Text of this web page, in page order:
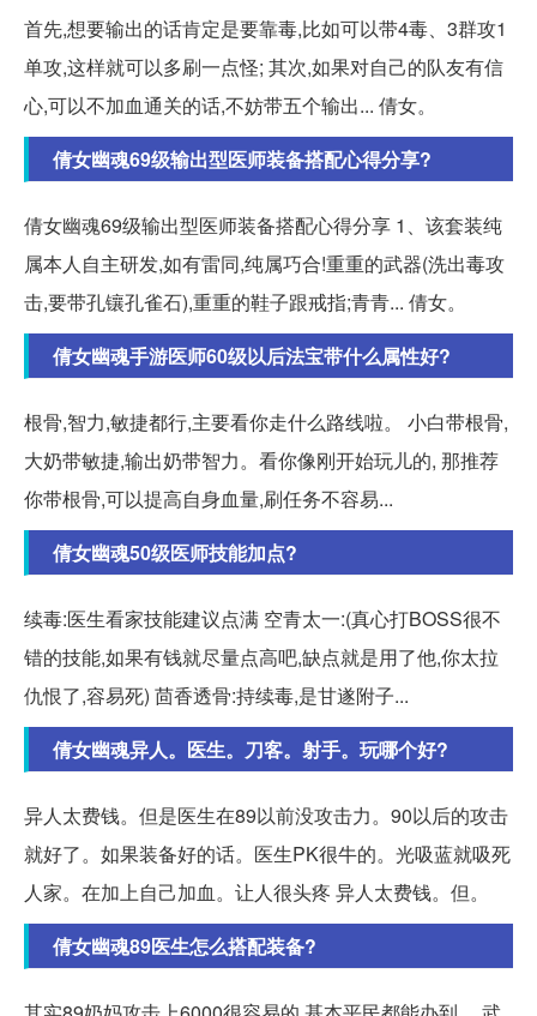
首先,想要输出的话肯定是要靠毒,比如可以带4毒、3群攻1
单攻,这样就可以多刷一点怪; 其次,如果对自己的队友有信
心,可以不加血通关的话,不妨带五个输出... 倩女。
倩女幽魂69级输出型医师装备搭配心得分享?
倩女幽魂69级输出型医师装备搭配心得分享 1、该套装纯
属本人自主研发,如有雷同,纯属巧合!重重的武器(洗出毒攻
击,要带孔镶孔雀石),重重的鞋子跟戒指;青青... 倩女。
倩女幽魂手游医师60级以后法宝带什么属性好?
根骨,智力,敏捷都行,主要看你走什么路线啦。 小白带根骨,
大奶带敏捷,输出奶带智力。看你像刚开始玩儿的, 那推荐
你带根骨,可以提高自身血量,刷任务不容易...
倩女幽魂50级医师技能加点?
续毒:医生看家技能建议点满 空青太一:(真心打BOSS很不
错的技能,如果有钱就尽量点高吧,缺点就是用了他,你太拉
仇恨了,容易死) 茴香透骨:持续毒,是甘遂附子...
倩女幽魂异人。医生。刀客。射手。玩哪个好?
异人太费钱。但是医生在89以前没攻击力。90以后的攻击
就好了。如果装备好的话。医生PK很牛的。光吸蓝就吸死
人家。在加上自己加血。让人很头疼 异人太费钱。但。
倩女幽魂89医生怎么搭配装备?